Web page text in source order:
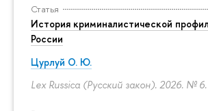
Статья
История криминалистической
России
Цурлуй О. Ю.
Lex Russica (Русский закон). 2026. № 6.